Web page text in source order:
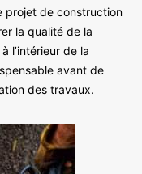
projet de construction
la qualité de la
l’intérieur de la
avant de
des travaux.